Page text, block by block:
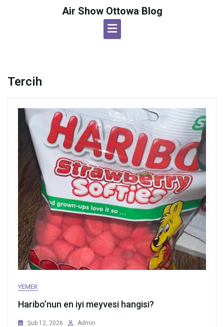
Air Show Ottowa Blog
Tercih
YEMEK
Haribo’nun en iyi meyvesi hangisi?
Şub 12, 2026
Admin